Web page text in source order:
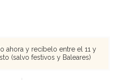
ahora y recíbelo entre el 11 y
(salvo festivos y Baleares)